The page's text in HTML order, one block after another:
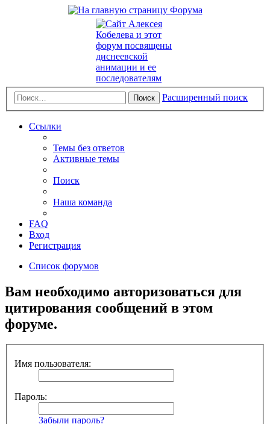
Поиск Расширенный поиск
Ссылки
Темы без ответов
Активные темы
Поиск
Наша команда
FAQ
Вход
Регистрация
Список форумов
Вам необходимо авторизоваться для
цитирования сообщений в этом
форуме.
Имя пользователя:
Пароль:
Забыли пароль?